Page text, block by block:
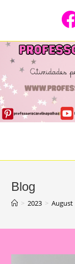
Blog
> 2023 > August